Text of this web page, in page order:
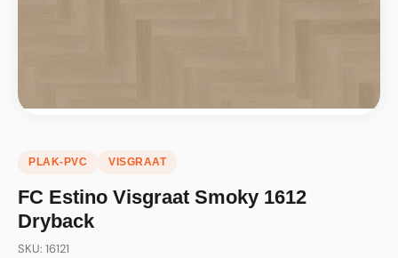
PLAK-PVC VISGRAAT
FC Estino Visgraat Smoky 1612
Dryback
SKU: 16121